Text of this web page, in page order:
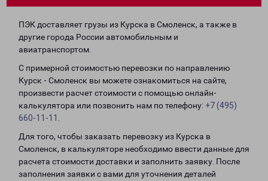
ПЭК доставляет грузы из Курска в Смоленск, а также в
другие города России автомобильным и
авиатранспортом.
С примерной стоимостью перевозки по направлению
Курск - Смоленск вы можете ознакомиться на сайте,
произвести расчет стоимости с помощью онлайн-
калькулятора или позвонить нам по телефону: +7 (495)
660-11-11
Для того, чтобы заказать перевозку из Курска в
Смоленск, в калькуляторе необходимо ввести данные для
расчета стоимости доставки и заполнить заявку. После
заполнения заявки с вами для уточнения деталей